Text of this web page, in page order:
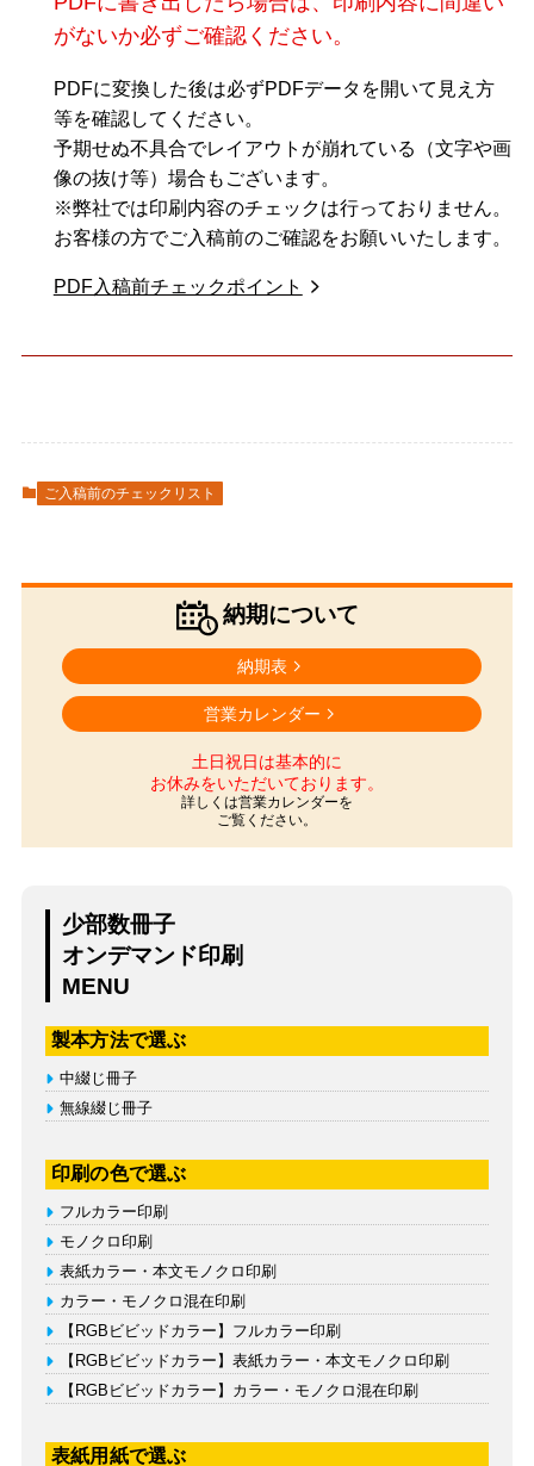
がないか必ずご確認ください。
PDFに変換した後は必ずPDFデータを開いて見え方
等を確認してください。
予期せぬ不具合でレイアウトが崩れている（文字や画
像の抜け等）場合もございます。
※弊社では印刷内容のチェックは行っておりません。
お客様の方でご入稿前のご確認をお願いいたします。
PDF入稿前チェックポイント
ご入稿前のチェックリスト
納期について
納期表
営業カレンダー
土日祝日は基本的に
お休みをいただいております。
詳しくは営業カレンダーを
ご覧ください。
少部数冊子
オンデマンド印刷
MENU
製本方法で選ぶ
中綴じ冊子
無線綴じ冊子
印刷の色で選ぶ
フルカラー印刷
モノクロ印刷
表紙カラー・本文モノクロ印刷
カラー・モノクロ混在印刷
【RGBビビッドカラー】フルカラー印刷
【RGBビビッドカラー】表紙カラー・本文モノクロ印刷
【RGBビビッドカラー】カラー・モノクロ混在印刷
表紙用紙で選ぶ